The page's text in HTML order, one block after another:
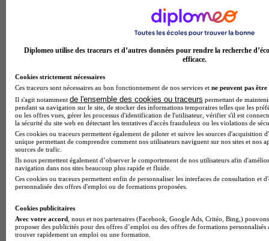
Laon
Diplomeo utilise des traceurs et d’autres données pour rendre la recherche
efficace.
Cookies strictement nécessaires
Ces traceurs sont nécessaires au bon fonctionnement de nos services et ne peuvent pas être
Il s'agit notamment de l'ensemble des cookies ou traceurs permettant de
pendant sa navigation sur le site, de stocker des informations temporaires telles que les
ou les offres vues, gérer les processus d'identification de l'utilisateur, vérifier s'il est
la sécurité du site web en détectant les tentatives d'accès frauduleux ou les violations de
Ces cookies ou traceurs permettent également de piloter et suivre les sources d'acquisition
unique permettant de comprendre comment nos utilisateurs naviguent sur nos sites et nos
sources de trafic.
Ils nous permettent également d’observer le comportement de nos utilisateurs afin
navigation dans nos sites beaucoup plus rapide et fluide.
Ces cookies ou traceurs permettent enfin de personnaliser les interfaces de consultation et
personnalisée des offres d'emploi ou de formations proposées.
Cookies publicitaires
Avec votre accord , nous et nos partenaires (Facebook, Google Ads, Critéo, Bing,)
proposer des publicités pour des offres d’emploi ou des offres de formations
trouver rapidement un emploi ou une formation.